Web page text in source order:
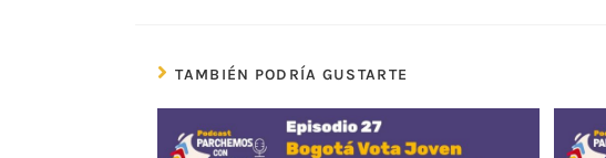
TAMBIÉN PODRÍA GUSTARTE